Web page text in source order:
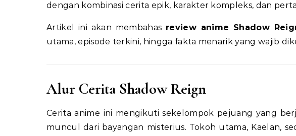
dengan kombinasi cerita epik, karakter kompleks, dan
Artikel ini akan membahas review anime Shadow
utama, episode terkini, hingga fakta menarik yang wajib
Alur Cerita Shadow Reign
Cerita anime ini mengikuti sekelompok pejuang yang
muncul dari bayangan misterius. Tokoh utama, Kaelan,